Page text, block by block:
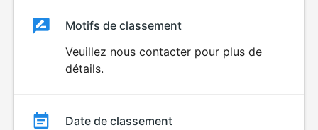
ClassementClassement
DÉCONSEILLÉ
Motifs de classement
Veuillez nous contacter pour plus de
détails.
Date de classement